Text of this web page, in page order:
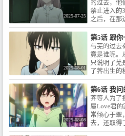
イチ
ト／
コト
ーコ
監督
づみ
子 /
遥 /
内藤
さみ
/ 撮
田美
アニ
フィ
子は吸血鬼を殺すようになった
のか？そして、ナズナと餡子に
交錯する“秘密”とは――？コ
ウ、ナズナ、餡子……楽しい
「よふかし」では終わらない、
新たな“夜”がはじまる！■原作 /
コトヤマ（小学館「少年サンデ
ーコミックス」刊）■スタッフ /
監督：板村智幸 / 副監督：滝沢い
づみ、三好なお / 脚本：横手美智
子 / キャラクターデザイン：佐川
遥 / 音楽：出羽良彰 / 美術監督：
内藤 健 / 色彩設計：きつかわあ
さみ / 色彩設計補佐：橋上あきら
/ 撮影監督：土本優貴 / 編集：榎
田美咲 / 音響監督：木村絵理子 /
2025-07-25
的过去，他
禁止进入的
之后，在那
患的芜与
2025-08-01
第5话 跟
与芜的过去
竟是谁呢。
只说明了芜
了荠出生的
2025-08-08
第6话 我
荠等人为了
属Love君
常倾心于翠
去，还取得
然而，问到